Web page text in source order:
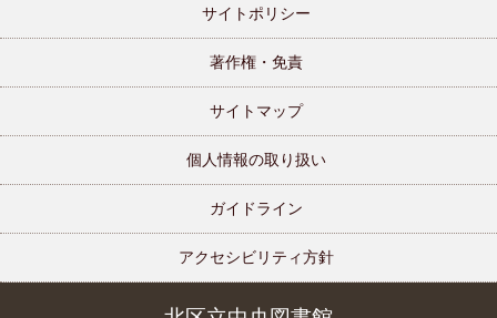
サイトポリシー
著作権・免責
サイトマップ
個人情報の取り扱い
ガイドライン
アクセシビリティ方針